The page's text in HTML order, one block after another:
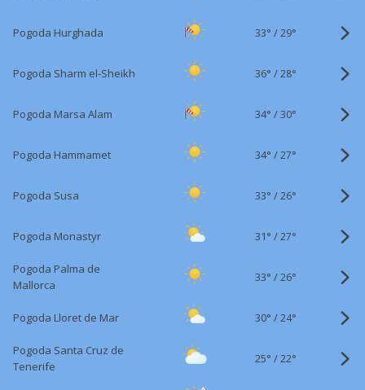
Pogoda Hurghada 33° /29°
Pogoda Sharm el-Sheikh 36° /28°
Pogoda Marsa Alam 34° /30°
Pogoda Hammamet 34° /27°
Pogoda Susa 33° /26°
Pogoda Monastyr 31° /27°
Pogoda Palma de
Mallorca
33° /26°
Pogoda Lloret de Mar 30° /24°
Pogoda Santa Cruz de
Tenerife
25° /22°